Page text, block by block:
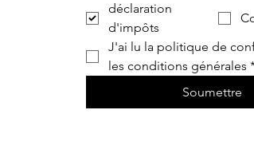
déclaration
d'impôts
J'ai lu la politique de
les conditions générales
Soumettre